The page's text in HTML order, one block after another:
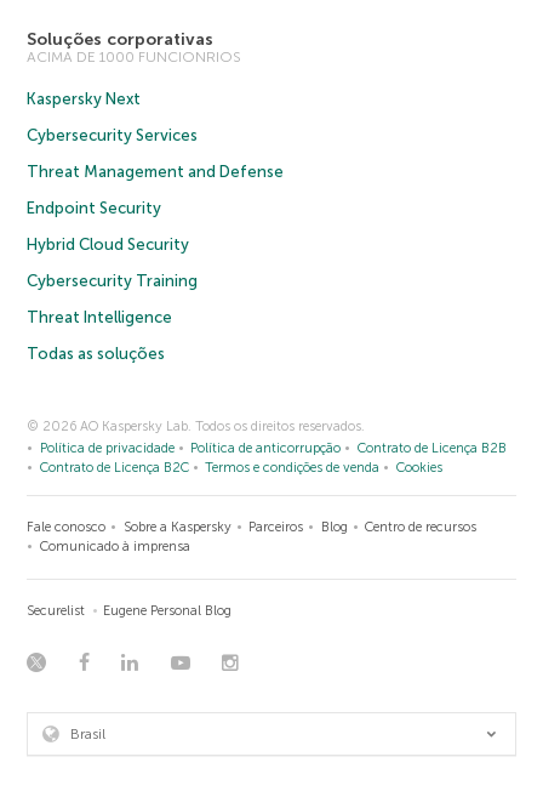
Soluções corporativas
ACIMA DE 1000 FUNCIONRIOS
Kaspersky Next
Cybersecurity Services
Threat Management and Defense
Endpoint Security
Hybrid Cloud Security
Cybersecurity Training
Threat Intelligence
Todas as soluções
© 2026 AO Kaspersky Lab. Todos os direitos reservados.
Política de privacidade
Política de anticorrupção
Contrato de Licença B2B
Contrato de Licença B2C
Termos e condições de venda Cookies
Fale conosco Sobre a Kaspersky Parceiros Blog
Centro de recursos
Comunicado à imprensa
Securelist Eugene Personal Blog
Brasil